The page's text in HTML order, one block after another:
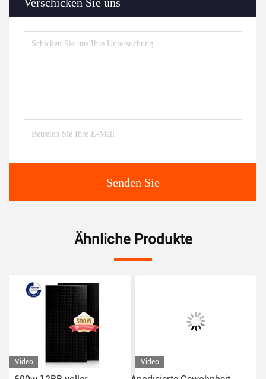
Senden Sie
Ähnliche Produkte
Video Video